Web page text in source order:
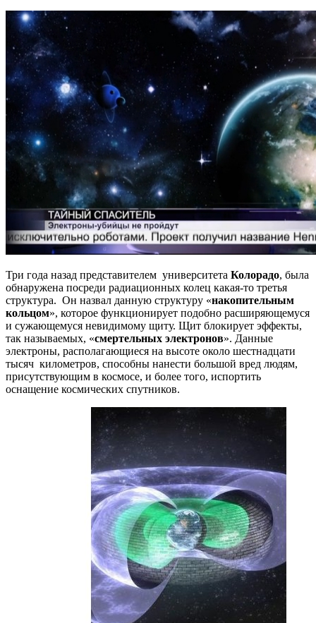
Три года назад представителем университета Колорадо, была
обнаружена посреди радиационных колец какая-то третья
структура. Он назвал данную структуру «накопительным
кольцом», которое функционирует подобно расширяющемуся
и сужающемуся невидимому щиту. Щит блокирует эффекты,
так называемых, «смертельных электронов». Данные
электроны, располагающиеся на высоте около шестнадцати
тысяч километров, способны нанести большой вред людям,
присутствующим в космосе, и более того, испортить
оснащение космических спутников.